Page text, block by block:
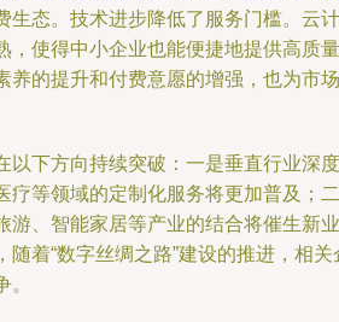
生态。技术进步降低了服务门槛。云计
，使得中小企业也能便捷地提供高质量
养的提升和付费意愿的增强，也为市场
以下方向持续突破：一是垂直行业深度
疗等领域的定制化服务将更加普及；二
游、智能家居等产业的结合将催生新业
着“数字丝绸之路”建设的推进，相关